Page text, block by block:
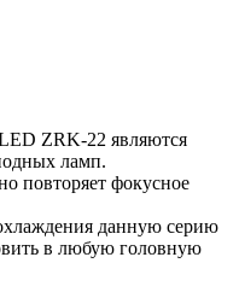
ZRK-22 являются
ламп.
повторяет фокусное
данную серию
в любую головную